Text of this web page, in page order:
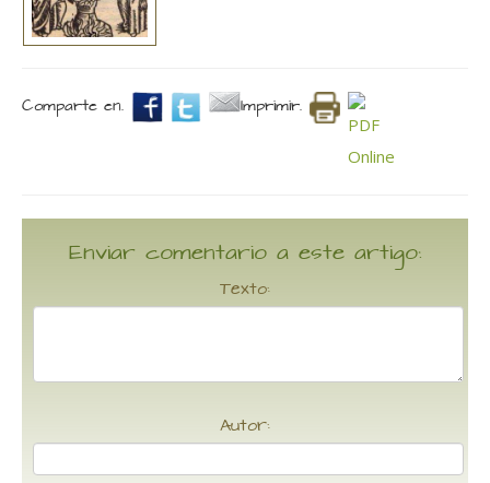
Comparte en. Imprimir.
Enviar comentario a este artigo:
Texto:
Autor: